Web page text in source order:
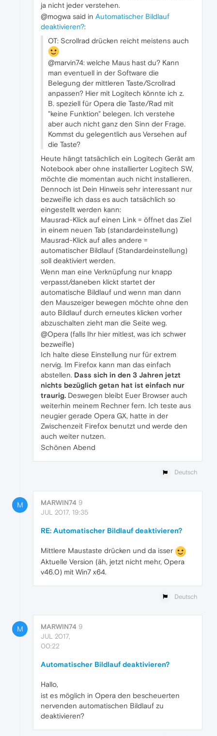
ja nicht jeder verstehen.
@mogwa said in Automatischer Bildlauf
deaktivieren?:
OT: Scrollrad drücken reicht meistens auch
@marvin74: welche Maus hast du? Kann
man eventuell in der Software die
Belegung der mittleren Taste/Scrollrad
anpassen? Hier mit Logitech könnte ich z.
B. speziell für Opera die Taste/Rad mit
"keine Funktion" belegen. Ich verstehe
aber auch nicht ganz den Sinn der Frage.
Kommst du gelegentlich aus Versehen auf
die Taste?
Heute hängt tatsächlich ein Logitech Gerät am
Notebook aber ohne installierter Logitech SW,
möchte die momentan auch nicht installieren.
Dennoch ist Dein Hinweis sehr interessant nur
bezweifle ich dass es auch tatsächlich so
eingestellt werden kann:
Mausrad-Klick auf einen Link = öffnet das Ziel
in einem neuen Tab (standardeinstellung)
Mausrad-Klick auf alles andere =
automatischer Bildlauf (Standardeinstellung)
soll deaktiviert werden.
Wenn man eine Verknüpfung nur knapp
verpasst/daneben klickt startet der
automatische Bildlauf und wenn man dann
den Mauszeiger bewegen möchte ohne den
auto Bildlauf durch erneutes klicken vorher
abzuschalten zieht man die Seite weg.
@Opera (falls Ihr hier mitlest, was ich schwer
bezweifle)
Ich halte diese Einstellung nur für extrem
nervig. Im Firefox kann man das einfach
abstellen. Dass sich in den 3 Jahren jetzt
nichts bezüglich getan hat ist einfach nur
traurig. Deswegen bleibt Euer Browser auch
weiterhin meinem Rechner fern. Ich teste aus
neugier gerade Opera GX, hatte in der
Zwischenzeit Firefox benutzt und werde den
auch weiter nutzen.
Schönen Abend
Deutsch
M MARWIN74 9
JUL 2017, 19:35
RE: Automatischer Bildlauf deaktivieren?
Mittlere Maustaste drücken und da isser
Aktuelle Version (äh, jetzt nicht mehr, Opera
v46.0) mit Win7 x64.
Deutsch
M MARWIN74 9
JUL 2017,
00:22
Automatischer Bildlauf deaktivieren?
Hallo,
ist es möglich in Opera den bescheuerten
nervenden automatischen Bildlauf zu
deaktivieren?